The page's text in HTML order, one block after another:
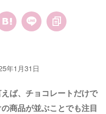
年1月31日
ば、チョコレートだけで
商品が並ぶことでも注目